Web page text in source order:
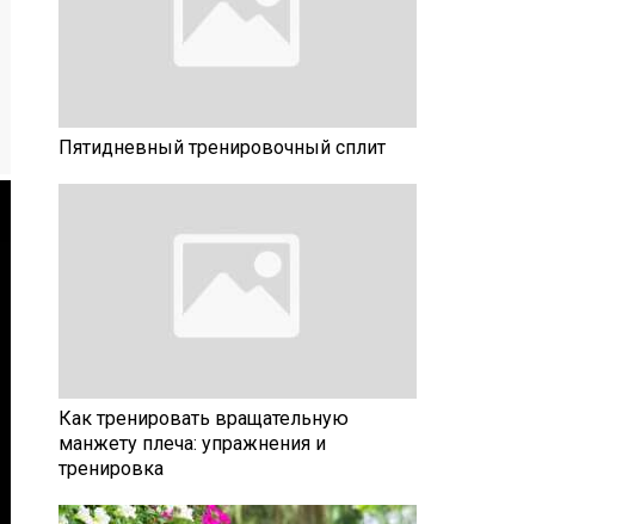
Пятидневный тренировочный сплит
Как тренировать вращательную
манжету плеча: упражнения и
тренировка